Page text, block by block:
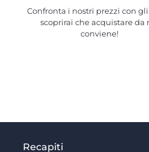
Confronta i nostri prezzi con
scoprirai che acquistare da
conviene!
Recapiti